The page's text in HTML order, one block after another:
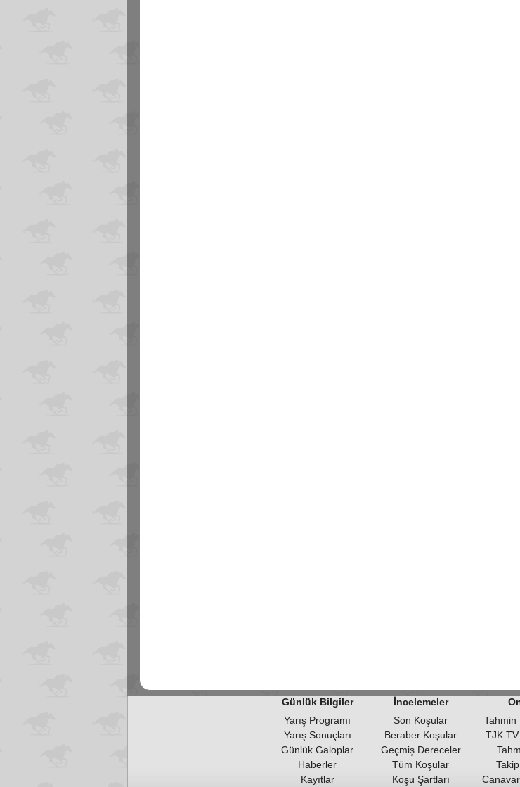
Günlük Bilgiler
Yarış Programı
Yarış Sonuçları
Günlük Galoplar
Haberler
Kayıtlar
İncelemeler
Son Koşular
Beraber Koşular
Geçmiş Dereceler
Tüm Koşular
Koşu Şartları
Tahmin
TJK TV